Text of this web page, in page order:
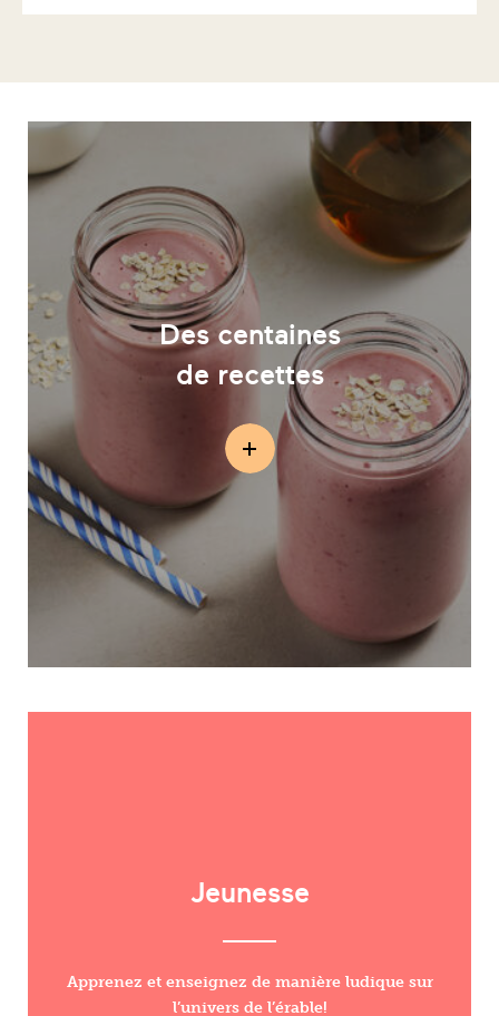
Des centaines
de recettes
Jeunesse
Apprenez et enseignez de manière ludique sur
l’univers de l’érable!